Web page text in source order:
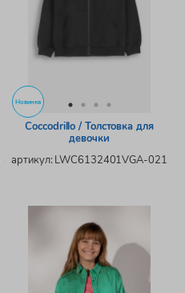
Новинка
Coccodrillo / Толстовка для
девочки
артикул: LWC6132401VGA-021